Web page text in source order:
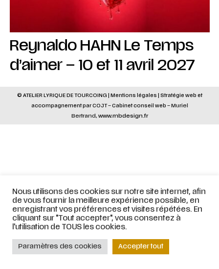
Reynaldo HAHN Le Temps
d’aimer – 10 et 11 avril 2027
© ATELIER LYRIQUE DE TOURCOING | Mentions légales | Stratégie web et
accompagnement parCOJT– Cabinet conseil web –Muriel
Bertrand, www.mbdesign.fr
Nous utilisons des cookies sur notre site internet, afin
de vous fournir la meilleure expérience possible, en
enregistrant vos préférences et visites répétées. En
cliquant sur "Tout accepter", vous consentez à
l'utilisation de TOUS les cookies.
Paramètres des cookies Accepter tout